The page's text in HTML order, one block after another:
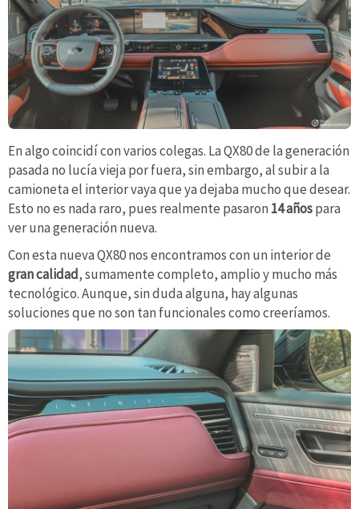
En algo coincidí con varios colegas. La QX80 de la generación
pasada no lucía vieja por fuera, sin embargo, al subir a la
camioneta el interior vaya que ya dejaba mucho que desear.
Esto no es nada raro, pues realmente pasaron 14 añospara
ver una generación nueva.
Con esta nueva QX80 nos encontramos con un interior de
gran calidad, sumamente completo, amplio y mucho más
tecnológico. Aunque, sin duda alguna, hay algunas
soluciones que no son tan funcionales como creeríamos.